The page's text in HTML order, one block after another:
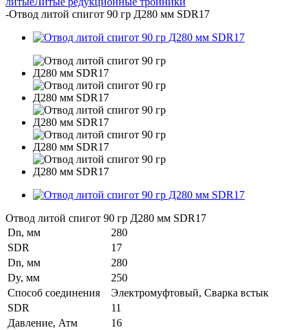
-Отвод литой спигот 90 гр Д280 мм SDR17
Отвод литой спигот 90 гр Д280 мм SDR17
Dn, мм
280
SDR
17
Dn, мм
280
Dy, мм
250
Способ соединения
Электромуфтовый, Сварка встык
SDR
11
Давление, Атм
16